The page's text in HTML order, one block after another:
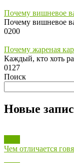
Почему вишневое
Почему вишневое
0200
Почему жареная
Каждый, кто хоть
0127
Поиск
Новые
Чем отличается